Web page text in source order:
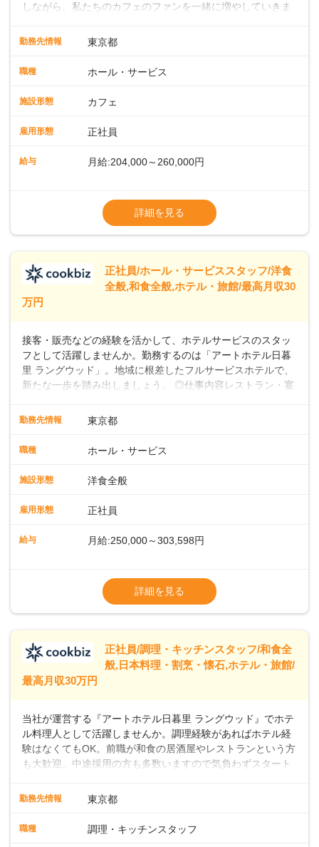
しながら、私たちのカフェのファンを一緒に増やしていきま
クの作成お客様のご案内、レジ対応軽食メニューの調理店内
ート体制充実コーヒーの知識から接客マナーまで、先輩スタ
年齢層が活躍しており、チームワークも抜群です。基本マニ
業務に馴染める環境です。「カフェの接客は初めて」という
ッフとして経験を積んだ後、店長を目指してみませんか。売
よ♪あなたも、無理なくステップアップできる環境で、少しず
つ成長していきませんか？
勤務先情報 東京都
職種 ホール・サービス
施設形態 カフェ
雇用形態 正社員
給与 月給:204,000～260,000円
ます・東日本エリア：月給21万4000～27万
※経験・スキルを考慮の上、決定します。
※別途、残業代および各種手当あり
※試用期間なし
■店長職： ・西日本／月給26万7500円
詳細を見る
正社員/ホール・サービススタッフ/洋食
全般,和食全般,ホテル・旅館/最高月収30
万円
接客・販売などの経験を活かして、ホテルサービスのスタッ
フとして活躍しませんか。勤務するのは「アートホテル日暮
里 ラングウッド」。地域に根差したフルサービスホテルで、
新たな一歩を踏み出しましょう。 ◎仕事内容レストラン・宴
や、メニュー説明、オーダーや料理のご提供ほか、予約対応
体を把握し、あなたの真心こもるおもてなしでゲストを笑顔
経験のある方はもちろん、ホテル経験がない方も歓迎。飲食
中です。◇◇クラシカルモダンなホテル◇◇新宿・東京駅ま
どのご利用が多数。18タイプのバンケットルームほか、朝食
烹みなと」などがあります。 ◆POINT◇◇ワークライフバラ
ンスがとりやすい♪育休産休、介護休暇などの制度も整ってお
スデー休暇や永年勤続休暇などの制度もあります。
勤務先情報 東京都
職種 ホール・サービス
施設形態 洋食全般
雇用形態 正社員
給与 月給:250,000～303,598円
◎賞与／年2回（年2か月分支給）
※現在の給与・経験・スキルを考慮します
詳細を見る
正社員/調理・キッチンスタッフ/和食全
般,日本料理・割烹・懐石,ホテル・旅館/
最高月収30万円
当社が運営する『アートホテル日暮里 ラングウッド』でホテ
ル料理人として活躍しませんか。調理経験があればホテル経
験はなくてもOK。前職が和食の居酒屋やレストランという方
も大歓迎。中途採用の方も多数いますので気負わずスタート
も深さもグッと広がりますよ。 ◎仕事内容ホテル内のレスト
調理、盛り付け、刺身の切り出しのほか、料理長の下で和食
勤務先情報 東京都
職種 調理・キッチンスタッフ